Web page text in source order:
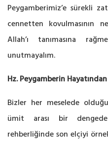
Peygamberimiz’e sürekli
cennetten kovulmasının
Allah’ı tanımasına
unutmayalım.
Hz. Peygamberin
Bizler her meselede
ümit arası bir
rehberliğinde son elçiyi